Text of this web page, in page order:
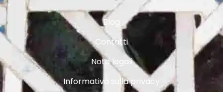
Blog
Contatti
Note legali
Informativa sulla privacy